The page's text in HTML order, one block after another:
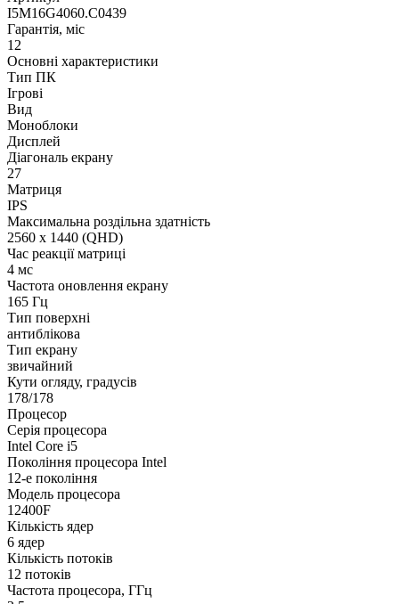
I5M16G4060.C0439
Гарантія, міс
12
Основні характеристики
Тип ПК
Ігрові
Вид
Моноблоки
Дисплей
Діагональ екрану
27
Матриця
IPS
Максимальна роздільна здатність
2560 x 1440 (QHD)
Час реакції матриці
4 мс
Частота оновлення екрану
165 Гц
Тип поверхні
антиблікова
Тип екрану
звичайний
Кути огляду, градусів
178/178
Процесор
Серія процесора
Intel Core i5
Покоління процесора Intel
12-е покоління
Модель процесора
12400F
Кількість ядер
6 ядер
Кількість потоків
12 потоків
Частота процесора, ГГц